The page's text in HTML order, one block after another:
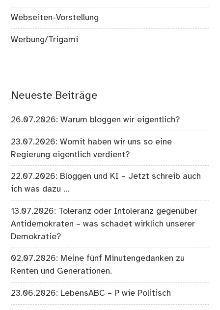
Webseiten-Vorstellung
Werbung/Trigami
Neueste Beiträge
26.07.2026: Warum bloggen wir eigentlich?
23.07.2026: Womit haben wir uns so eine
Regierung eigentlich verdient?
22.07.2026: Bloggen und KI – Jetzt schreib auch
ich was dazu …
13.07.2026: Toleranz oder Intoleranz gegenüber
Antidemokraten – was schadet wirklich unserer
Demokratie?
02.07.2026: Meine fünf Minutengedanken zu
Renten und Generationen.
23.06.2026: LebensABC – P wie Politisch